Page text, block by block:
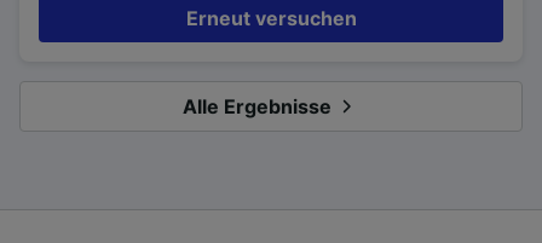
Erneut versuchen
Alle Ergebnisse